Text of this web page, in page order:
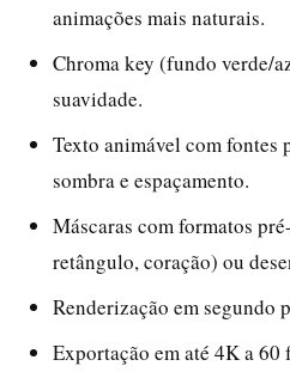
animações mais naturais.
Chroma key (fundo verde/
suavidade.
Texto animável com fontes
sombra e espaçamento.
Máscaras com formatos
retângulo, coração) ou
Renderização em segundo
Exportação em até 4K a 60